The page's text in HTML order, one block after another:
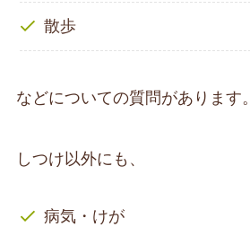
散歩
などについての質問があります。
しつけ以外にも、
病気・けが